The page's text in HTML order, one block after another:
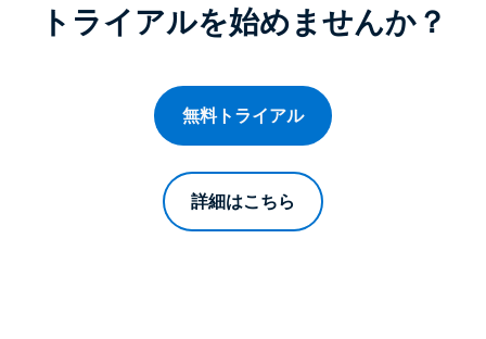
トライアルを始めませんか？
無料トライアル
詳細はこちら